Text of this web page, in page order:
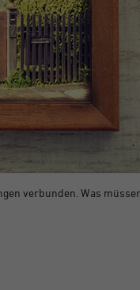
verbunden. Was